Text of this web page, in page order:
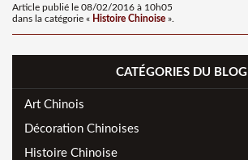
Article publié le 08/02/2016 à 10h05
dans la catégorie « Histoire Chinoise ».
CATÉGORIES DU BLOG
Art Chinois
Décoration Chinoises
Histoire Chinoise